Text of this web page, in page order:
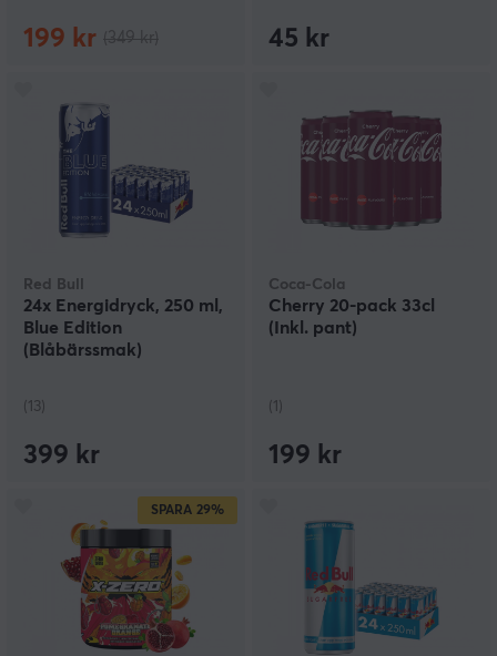
199 kr 45 kr
Red Bull
24x Energidryck, 250 ml,
Blue Edition
(Blåbärssmak)
(13)
399 kr
Coca-Cola
Cherry 20-pack 33cl
(Inkl. pant)
(1)
199 kr
SPARA 29%